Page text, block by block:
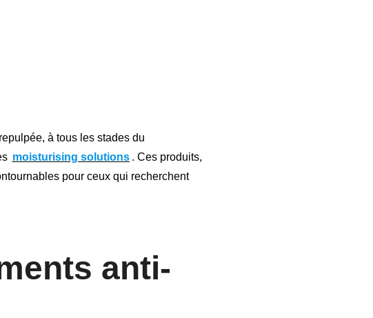
à tous les stades du
moisturising solutions . Ces produits,
pour ceux qui recherchent
anti-